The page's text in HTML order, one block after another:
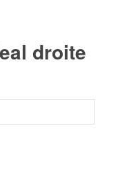
droite